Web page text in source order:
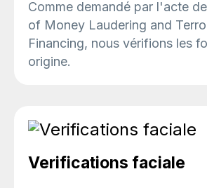
Comme demandé par l'acte
of Money Laudering and
Financing, nous vérifions les
origine.
Verifications faciale